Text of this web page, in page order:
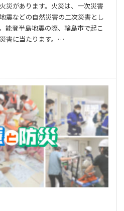
災があります。火災は、一次災害
震などの自然災害の二次災害とし
能登半島地震の際、輪島市で起こ
害に当たります。…